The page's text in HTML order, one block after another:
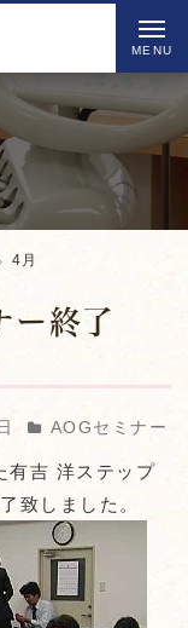
4月
ー終了
AOGセミナー
有吉 洋ステップ
致しました。
t
o
g
l
o